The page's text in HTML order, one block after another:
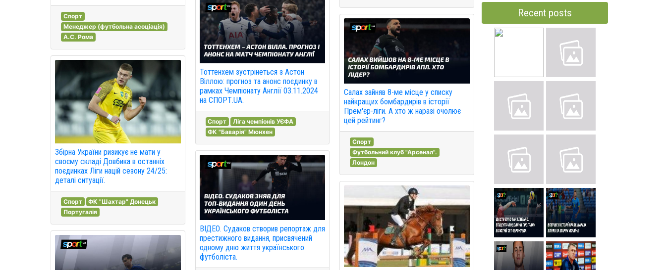
Спорт
Менеджер (футбольна асоціація)
А.С. Рома
Збірна України ризикує не мати у
своєму складі Довбика в останніх
поєдинках Ліги націй сезону 24/25:
деталі ситуації.
Спорт
ФК "Шахтар" Донецьк
Португалія
Тоттенхем зустрінеться з Астон
Віллою: прогноз та анонс поєдинку в
рамках Чемпіонату Англії 03.11.2024
на СПОРТ.UA.
Спорт
Ліга чемпіонів УЄФА
ФК "Баварія" Мюнхен
ВІДЕО. Судаков створив репортаж для
престижного видання, присвячений
одному дню життя українського
футболіста.
Салах зайняв 8-ме місце у списку
найкращих бомбардирів в історії
Прем'єр-ліги. А хто ж наразі очолює
цей рейтинг?
Спорт
Футбольний клуб "Арсенал".
Лондон
Recent posts